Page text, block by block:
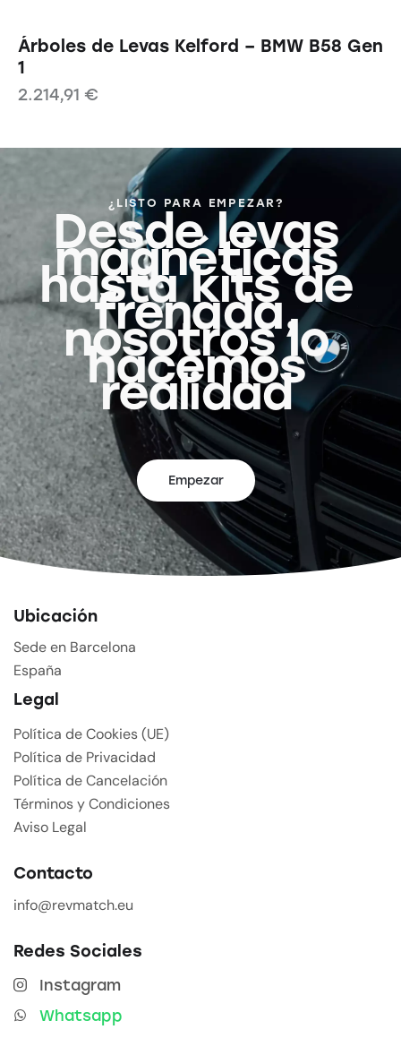
Árboles de Levas Kelford – BMW B58 Gen
1
2.214,91 €
¿LISTO PARA EMPEZAR?
Desde levas
magnéticas
hasta kits de
frenada,
nosotros lo
hacemos
realidad
Empezar
Ubicación
Sede en Barcelona
España
Legal
Política de Cookies (UE)
Política de Privacidad
Política de Cancelación
Términos y Condiciones
Aviso Legal
Contacto
info@revmatch.eu
Redes Sociales
Instagram
Whatsapp